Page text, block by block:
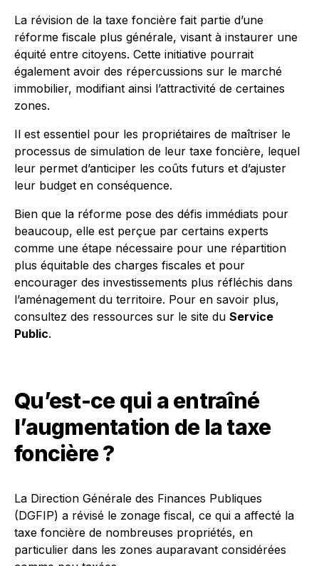
La révision de la taxe foncière fait partie d’une
réforme fiscale plus générale, visant à instaurer une
équité entre citoyens. Cette initiative pourrait
également avoir des répercussions sur le marché
immobilier, modifiant ainsi l’attractivité de certaines
zones.
Il est essentiel pour les propriétaires de maîtriser le
processus de simulation de leur taxe foncière, lequel
leur permet d’anticiper les coûts futurs et d’ajuster
leur budget en conséquence.
Bien que la réforme pose des défis immédiats pour
beaucoup, elle est perçue par certains experts
comme une étape nécessaire pour une répartition
plus équitable des charges fiscales et pour
encourager des investissements plus réfléchis dans
l’aménagement du territoire. Pour en savoir plus,
consultez des ressources sur le site du Service
Public.
Qu’est-ce qui a entraîné
l’augmentation de la taxe
foncière ?
La Direction Générale des Finances Publiques
(DGFIP) a révisé le zonage fiscal, ce qui a affecté la
taxe foncière de nombreuses propriétés, en
particulier dans les zones auparavant considérées